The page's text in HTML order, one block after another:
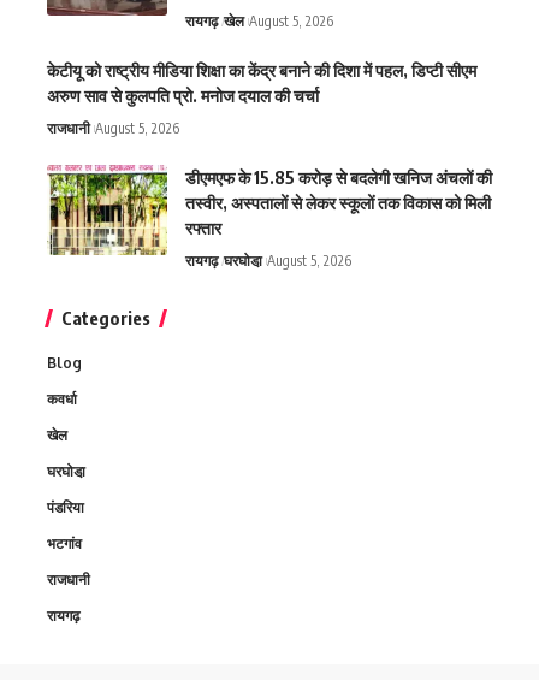
रायगढ़ खेल August 5, 2026
केटीयू को राष्ट्रीय मीडिया शिक्षा का केंद्र बनाने की दिशा में पहल, डिप्टी सीएम
अरुण साव से कुलपति प्रो. मनोज दयाल की चर्चा
राजधानी August 5, 2026
डीएमएफ के 15.85 करोड़ से बदलेगी खनिज अंचलों की
तस्वीर, अस्पतालों से लेकर स्कूलों तक विकास को मिली
रफ्तार
रायगढ़ घरघोडा़ August 5, 2026
Categories
Blog
कवर्धा
खेल
घरघोडा़
पंडरिया
भटगांव
राजधानी
रायगढ़